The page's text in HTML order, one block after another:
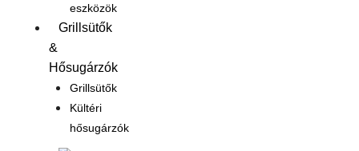
eszközök
Grillsütők
&
Hősugárzók
Grillsütők
Kültéri
hősugárzók